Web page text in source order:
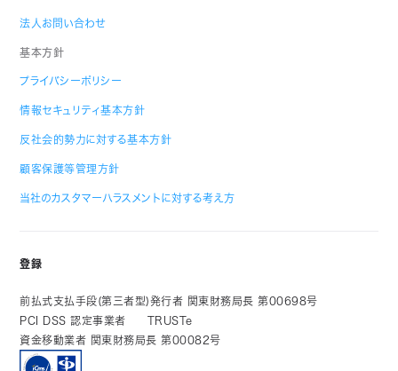
法人お問い合わせ
基本方針
プライバシーポリシー
情報セキュリティ基本方針
反社会的勢力に対する基本方針
顧客保護等管理方針
当社のカスタマーハラスメントに対する考え方
登録
前払式支払手段(第三者型)発行者 関東財務局長 第00698号
PCI DSS 認定事業者
TRUSTe
資金移動業者 関東財務局長 第00082号